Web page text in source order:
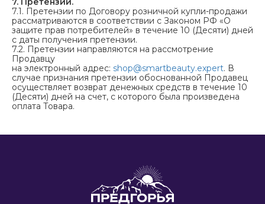
7.1. Претензии по Договору розничной купли-продажи
рассматриваются в соответствии с Законом РФ «О
защите прав потребителей» в течение 10 (Десяти) дней
с даты получения претензии.
7.2. Претензии направляются на рассмотрение
Продавцу
на электронный адрес: shop@smartbeauty.expert. В
случае признания претензии обоснованной Продавец
осуществляет возврат денежных средств в течение 10
(Десяти) дней на счет, с которого была произведена
оплата Товара.